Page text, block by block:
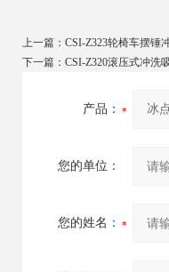
上一篇： CSI-Z323轮椅车摆锤
下一篇： CSI-Z320滚压式冲洗
产品：
您的单位：
您的姓名：